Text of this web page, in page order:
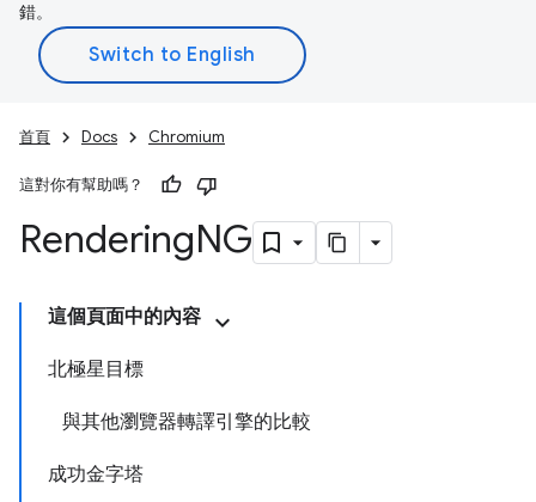
錯。
首頁 Docs Chromium
這對你有幫助嗎？
RenderingNG
這個頁面中的內容
北極星目標
與其他瀏覽器轉譯引擎的比較
成功金字塔